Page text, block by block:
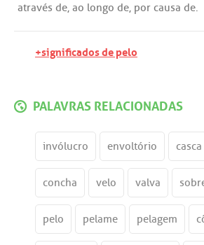
através de, ao longo de, por causa de.
+significados de pelo
PALAVRAS RELACIONADAS
invólucro envoltório casca
concha velo valva
pelo pelame pelagem